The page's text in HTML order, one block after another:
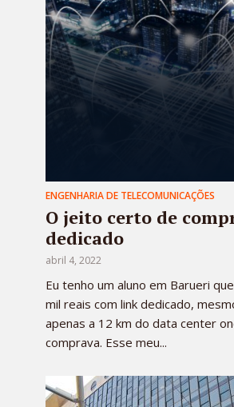
ENGENHARIA DE TELECOMUNICAÇÕES
O jeito certo de
dedicado
abril 4, 2022
Eu tenho um aluno em Barueri
mil reais com link dedicado,
apenas a 12 km do data center
comprava. Esse meu...